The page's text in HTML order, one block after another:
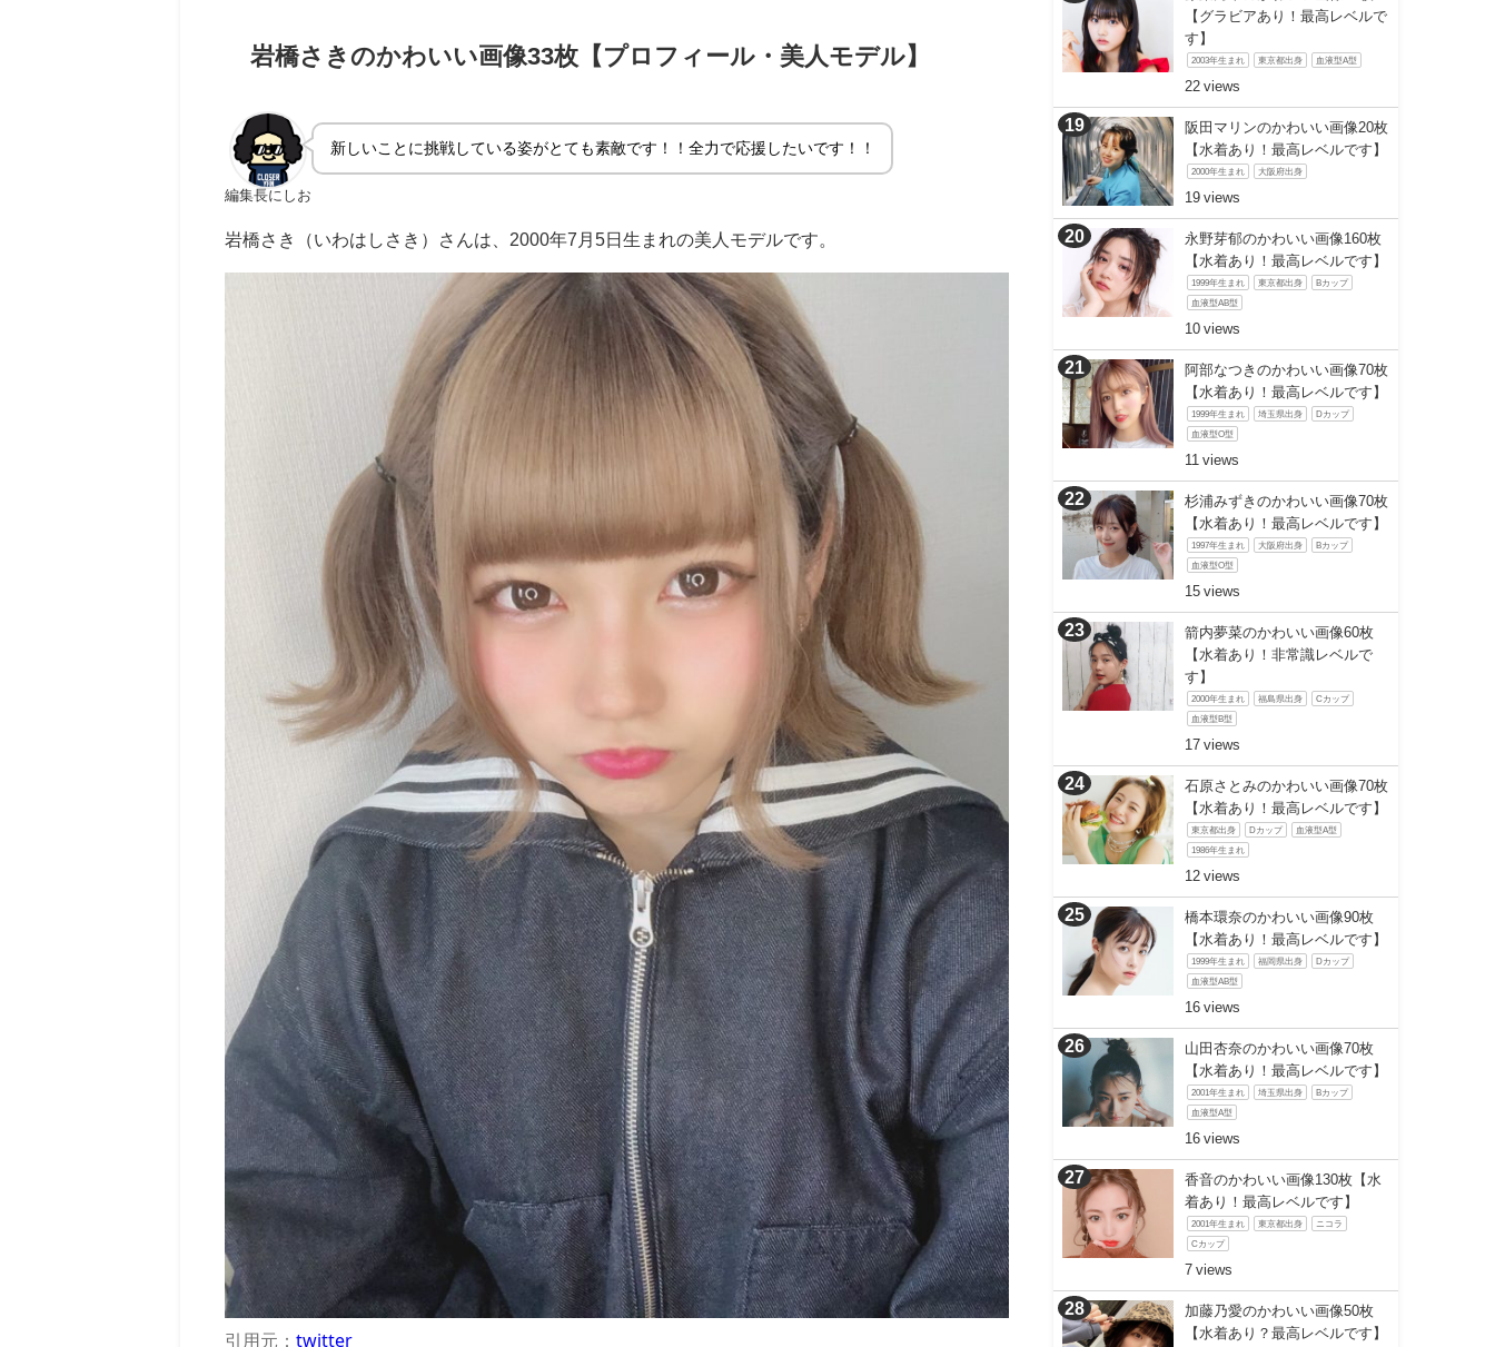
岩橋さきのかわいい画像33枚【プロフィール・美人モデル】
編集長にしお
新しいことに挑戦している姿がとても素敵です！！全力で応援したいです！！
岩橋さき（いわはしさき）さんは、2000年7月5日生まれの美人モデルです。
引用元：twitter
【グラビアあり！最高レベルで
す】
2003年生まれ 東京都出身 血液型A型
22
阪田マリンのかわいい画像20枚
【水着あり！最高レベルです】
2000年生まれ 大阪府出身
19
永野芽郁のかわいい画像160枚
【水着あり！最高レベルです】
1999年生まれ 東京都出身 Bカップ
血液型AB型
10
阿部なつきのかわいい画像70枚
【水着あり！最高レベルです】
1999年生まれ 埼玉県出身 Dカップ
血液型O型
11
杉浦みずきのかわいい画像70枚
【水着あり！最高レベルです】
1997年生まれ 大阪府出身 Bカップ
血液型O型
15
箭内夢菜のかわいい画像60枚
【水着あり！非常識レベルで
す】
2000年生まれ 福島県出身 Cカップ
血液型B型
17
石原さとみのかわいい画像70枚
【水着あり！最高レベルです】
東京都出身 Dカップ 血液型A型
1986年生まれ
12
橋本環奈のかわいい画像90枚
【水着あり！最高レベルです】
1999年生まれ 福岡県出身 Dカップ
血液型AB型
16
山田杏奈のかわいい画像70枚
【水着あり！最高レベルです】
2001年生まれ 埼玉県出身 Bカップ
血液型A型
16
香音のかわいい画像130枚【水
着あり！最高レベルです】
2001年生まれ 東京都出身 ニコラ
Cカップ
7
加藤乃愛のかわいい画像50枚
【水着あり？最高レベルです】